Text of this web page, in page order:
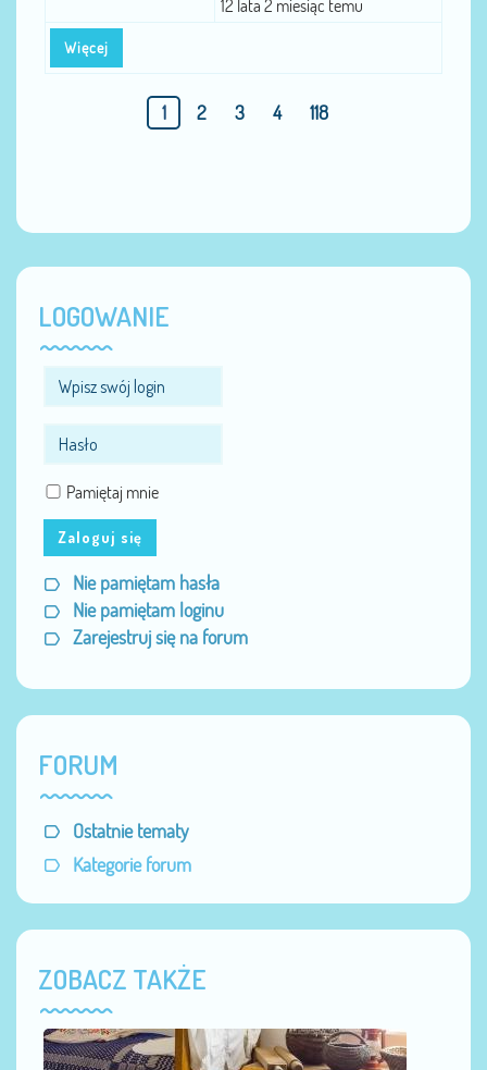
Więcej
12 lata 2 miesiąc temu
1 2 3 4 118
LOGOWANIE
Pamiętaj mnie
Zaloguj się
Nie pamiętam hasła
Nie pamiętam loginu
Zarejestruj się na forum
FORUM
Ostatnie tematy
Kategorie forum
ZOBACZ TAKŻE